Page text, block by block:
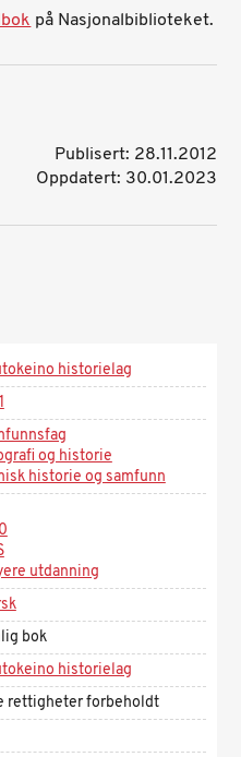
på Nasjonalbiblioteket.
Publisert: 28.11.2012
Oppdatert: 30.01.2023
historielag
og historie
historie og samfunn
utdanning
bok
historielag
rettigheter forbeholdt